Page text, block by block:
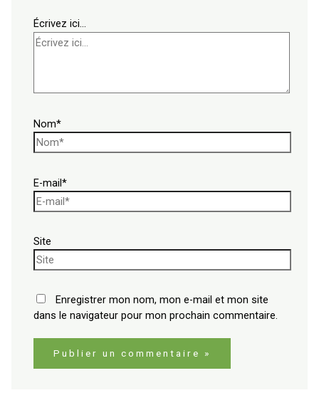
Écrivez ici…
Nom*
E-mail*
Site
Enregistrer mon nom, mon e-mail et mon site
dans le navigateur pour mon prochain commentaire.